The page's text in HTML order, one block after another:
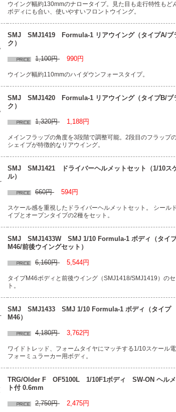
ウイング幅約130mmのナロータイプ。見た目も走行特性もど
ボディにも合い、使いやすいフロントウイング。
SMJ SMJ1419 Formula-1 リアウイング（タイプA/ブ
ク）
1,100円 990円
ウイング幅約110mmのハイダウンフォースタイプ。
SMJ SMJ1420 Formula-1 リアウイング（タイプB/ブ
ク）
1,320円 1,188円
メインフラップの角度を3段階で調整可能。2段目のフラップ
シェイプが特徴的なリアウイング。
SMJ SMJ1421 ドライバーヘルメットセット（1/10ス
ル）
660円 594円
スケール感を重視したドライバーヘルメットセット。 シール
イプとオープンタイプの2種をセット。
SMJ SMJ1433W SMJ 1/10 Formula-1 ボディ（タイ
M46/前後ウイングセット）
6,160円 5,544円
タイプM46ボディと前後ウイング（SMJ1418/SMJ1419）のセ
ト。
SMJ SMJ1433 SMJ 1/10 Formula-1 ボディ（タイプ
M46）
4,180円 3,762円
ワイドトレッド、フォームタイヤにマッチする1/10スケール
フォーミュラーカー用ボディ。
TRG/Older F OF5100L 1/10F1ボディ SW-ON ヘル
ト付 0.6mm
2,750円 2,475円